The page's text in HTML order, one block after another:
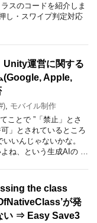
スのコードを紹介しま
し・スワイプ判定対応
Unity運営に関する
(Google, Apple,
モバイル制作
ことで ”「禁止」とさ
」とされているところ
いんじゃないかな。
ね、という生成AIの …
the class
が発
い ⇒ Easy Save3